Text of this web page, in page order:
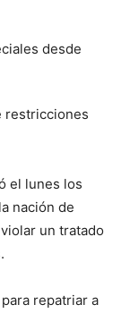
restricciones
el lunes los
nación de
un tratado
repatriar a